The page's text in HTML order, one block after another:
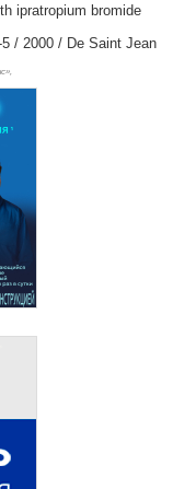
ipratropium bromide
/ 2000 / De Saint Jean